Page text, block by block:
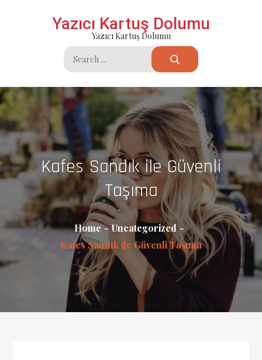
Yazıcı Kartuş Dolumu
Yazıcı Kartuş Dolumu
Search
for:
Kafes Sandık ile Güvenli
Taşıma
Home
Uncategorized
Kafes Sandık ile Güvenli Taşıma